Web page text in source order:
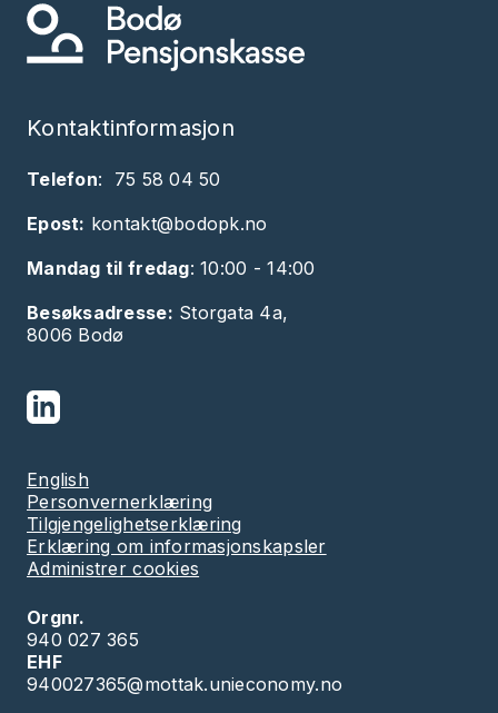
Kontaktinformasjon
Telefon: 75 58 04 50
Epost: kontakt@bodopk.no
Mandag til fredag: 10:00 - 14:00
Besøksadresse: Storgata 4a,
8006 Bodø
English
Personvernerklæring
Tilgjengelighetserklæring
Erklæring om informasjonskapsler
Administrer cookies
Orgnr.
940 027 365
EHF
940027365@mottak.unieconomy.no